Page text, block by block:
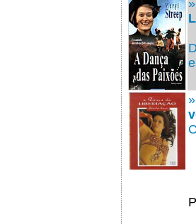
»
»